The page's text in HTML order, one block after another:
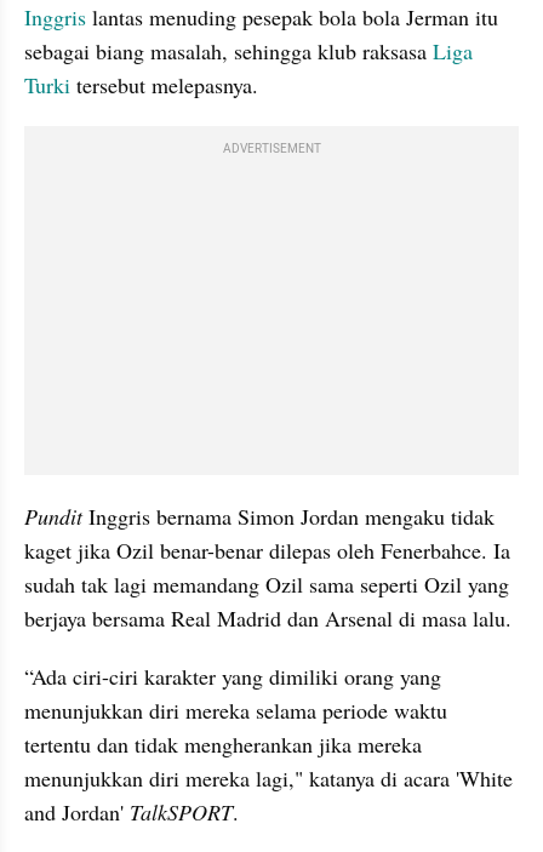
Inggris lantas menuding pesepak bola bola Jerman itu
sebagai biang masalah, sehingga klub raksasa Liga
Turki tersebut melepasnya.
ADVERTISEMENT
Pundit Inggris bernama Simon Jordan mengaku tidak
kaget jika Ozil benar-benar dilepas oleh Fenerbahce. Ia
sudah tak lagi memandang Ozil sama seperti Ozil yang
berjaya bersama Real Madrid dan Arsenal di masa lalu.
“Ada ciri-ciri karakter yang dimiliki orang yang
menunjukkan diri mereka selama periode waktu
tertentu dan tidak mengherankan jika mereka
menunjukkan diri mereka lagi," katanya di acara 'White
and Jordan' TalkSPORT.